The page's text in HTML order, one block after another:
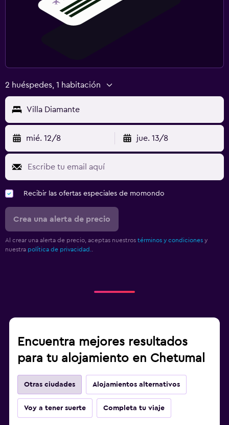
2 huéspedes, 1 habitación
Villa Diamante
mié. 12/8 jue. 13/8
Recibir las ofertas especiales de momondo
Crea una alerta de precio
Al crear una alerta de precio, aceptas nuestros términos y condiciones y
nuestra política de privacidad.
Encuentra mejores resultados
para tu alojamiento en Chetumal
Otras ciudades Alojamientos alternativos
Voy a tener suerte Completa tu viaje